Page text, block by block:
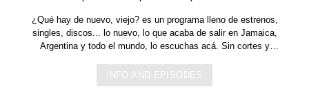
¿Qué hay de nuevo, viejo?es un programa lleno de estrenos,
singles, discos... lo nuevo, lo que acaba de salir enJamaica,
Argentina y todo el mundo, lo escuchas acá. Sin cortes y
INFO AND EPISODES